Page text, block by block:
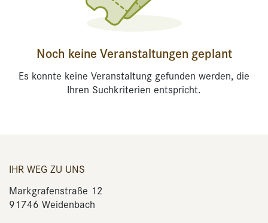
Noch keine Veranstaltungen geplant
Es konnte keine Veranstaltung gefunden werden, die
Ihren Suchkriterien entspricht.
IHR WEG ZU UNS
Markgrafenstraße 12
91746 Weidenbach